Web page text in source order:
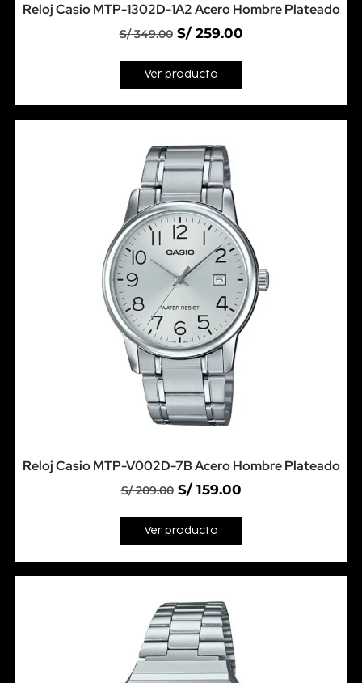
Reloj Casio MTP-1302D-1A2 Acero Hombre Plateado
S/349.00 S/259.00
Ver producto
Reloj Casio MTP-V002D-7B Acero Hombre Plateado
S/209.00 S/159.00
Ver producto